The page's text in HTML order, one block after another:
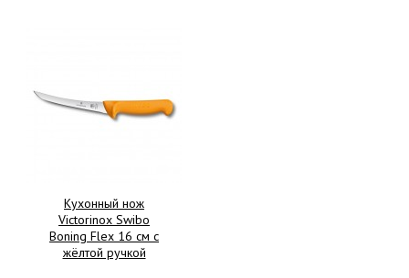
Кухонный нож
Victorinox Swibo
Boning Flex 16 см с
жёлтой ручкой